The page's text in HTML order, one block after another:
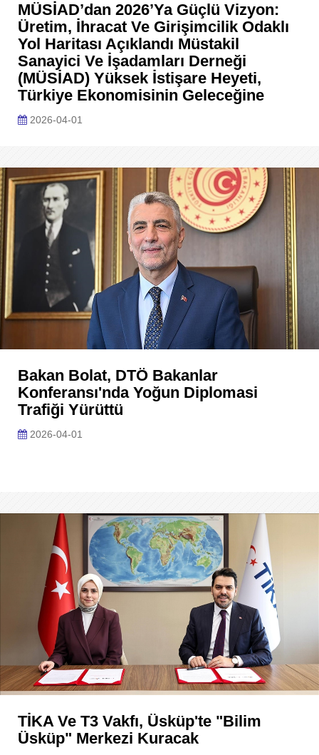
MÜSİAD’dan 2026’ya Güçlü Vizyon:
Üretim, İhracat Ve Girişimcilik Odaklı
Yol Haritası Açıklandı Müstakil
Sanayici Ve İşadamları Derneği
(MÜSİAD) Yüksek İstişare Heyeti,
Türkiye Ekonomisinin Geleceğine
2026-04-01
Bakan Bolat, DTÖ Bakanlar
Konferansı'nda Yoğun Diplomasi
Trafiği Yürüttü
2026-04-01
TİKA Ve T3 Vakfı, Üsküp'te "Bilim
Üsküp" Merkezi Kuracak